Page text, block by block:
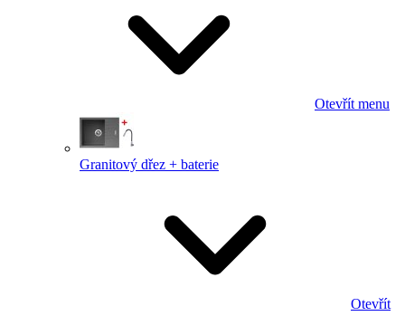
Otevřít menu
Granitový dřez + baterie
Otevřít